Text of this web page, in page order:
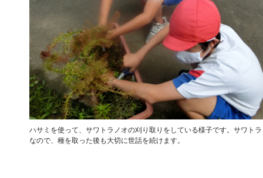
ハサミを使って、サワトラノオの刈り取りをしている様子です。サワト
なので、種を取った後も大切に世話を続けます。